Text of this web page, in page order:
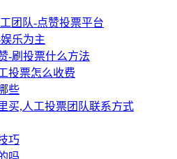
团队-点赞投票平台
乐为主
-刷投票什么方法
投票怎么收费
些
买,人工投票团队联系方式
巧
吗